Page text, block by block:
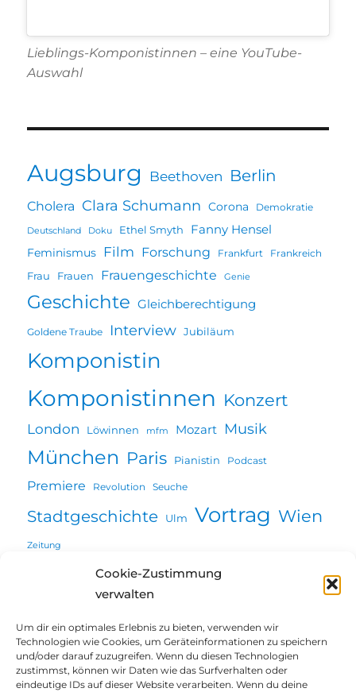
Cookie-Zustimmung
verwalten
Um dir ein optimales Erlebnis zu bieten, verwenden wir
Technologien wie Cookies, um Geräteinformationen zu speichern
und/oder darauf zuzugreifen. Wenn du diesen Technologien
zustimmst, können wir Daten wie das Surfverhalten oder
eindeutige IDs auf dieser Website verarbeiten. Wenn du deine
Lieblings-Komponistinnen – eine YouTube-
Auswahl
Augsburg Beethoven Berlin
Cholera Clara Schumann Corona Demokratie
Deutschland Doku Ethel Smyth Fanny Hensel
Feminismus Film Forschung Frankfurt Frankreich
Frau Frauen Frauengeschichte Genie
Geschichte Gleichberechtigung
Goldene Traube Interview Jubiläum
Komponistin
Komponistinnen Konzert
London Löwinnen mfm Mozart Musik
München Paris Pianistin Podcast
Premiere Revolution Seuche
Stadtgeschichte Ulm Vortrag Wien
Zeitung
Über mich